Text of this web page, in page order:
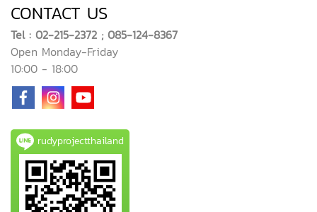
CONTACT US
Tel : 02-215-2372 ; 085-124-8367
Open Monday-Friday
10:00 - 18:00
rudyprojectthailand